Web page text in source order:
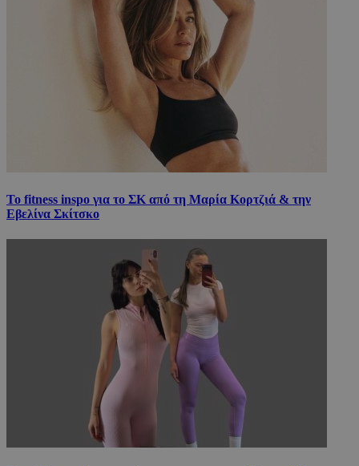
Το fitness inspo για το ΣΚ από τη Μαρία Κορτζιά & την
Εβελίνα Σκίτσκο